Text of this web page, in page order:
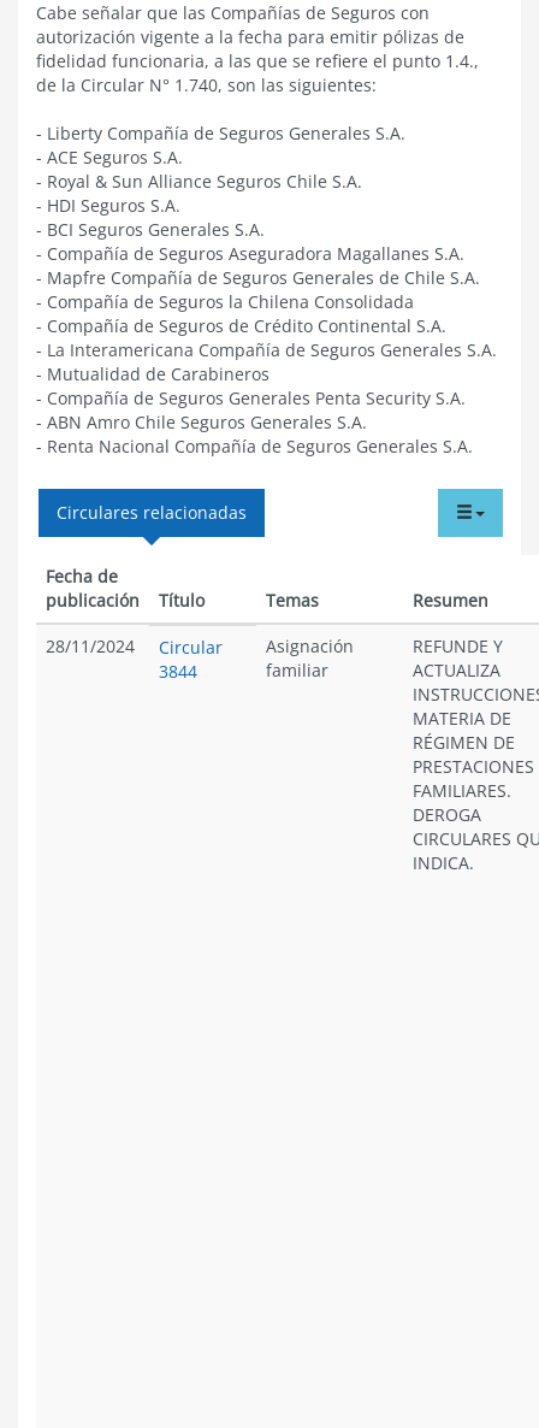
Cabe señalar que las Compañías de Seguros con
autorización vigente a la fecha para emitir pólizas de
fidelidad funcionaria, a las que se refiere el punto 1.4.,
de la Circular N° 1.740, son las siguientes:
- Liberty Compañía de Seguros Generales S.A.
- ACE Seguros S.A.
- Royal & Sun Alliance Seguros Chile S.A.
- HDI Seguros S.A.
- BCI Seguros Generales S.A.
- Compañía de Seguros Aseguradora Magallanes S.A.
- Mapfre Compañía de Seguros Generales de Chile S.A.
- Compañía de Seguros la Chilena Consolidada
- Compañía de Seguros de Crédito Continental S.A.
- La Interamericana Compañía de Seguros Generales S.A.
- Mutualidad de Carabineros
- Compañía de Seguros Generales Penta Security S.A.
- ABN Amro Chile Seguros Generales S.A.
- Renta Nacional Compañía de Seguros Generales S.A.
menu
Circulares relacionadas
Fecha de
publicación
Título Temas
Resumen
28/11/2024
Circular
3844
Asignación
familiar
REFUNDE Y
ACTUALIZA
MATERIA DE
RÉGIMEN DE
PRESTACIONES
FAMILIARES.
DEROGA
CIRCULARES
INDICA.